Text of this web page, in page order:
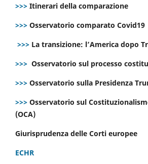
>>> Itinerari della comparazione
>>> Osservatorio comparato Covid19
>>> La transizione: l’America dopo
>>> Osservatorio sul processo
>>> Osservatorio sulla Presidenza
>>> Osservatorio sul
(OCA)
Giurisprudenza delle Corti europee
ECHR